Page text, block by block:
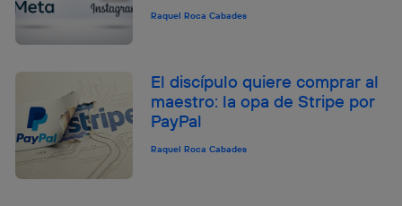
Raquel Roca Cabades
El discípulo quiere comprar al
maestro: la opa de Stripe por
PayPal
Raquel Roca Cabades